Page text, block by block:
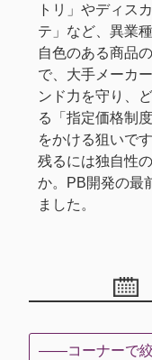
トリ」やディス
テ」など、異業
自色のある商品
で、大手メーカ
ンド力を守り、
る「指定価格制
をかける狙いで
残るには独自性
か。PB開発の最
ました。